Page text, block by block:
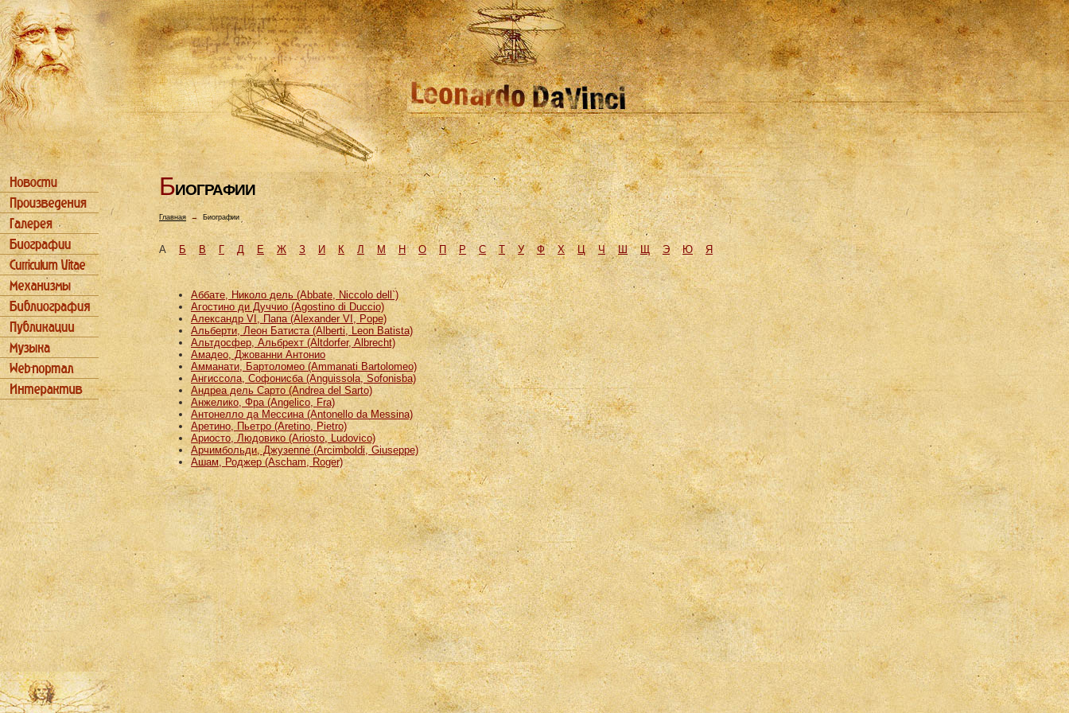
БИОГРАФИИ
Главная→ Биографии
АБ В Г Д Е Ж З И К Л М H О П Р С Т У Ф Х Ц Ч Ш Щ Э Ю Я
Аббате, Николо дель (Abbate, Niccolo dell`)
Агостино ди Дуччио (Agostino di Duccio)
Александр VI, Папа (Alexander VI, Pope)
Альберти, Леон Батиста (Alberti, Leon Batista)
Альтдосфер, Альбрехт (Altdorfer, Albrecht)
Амадео, Джованни Антонио
Амманати, Бартоломео (Ammanati Bartolomeo)
Ангиссола, Софонисба (Anguissola, Sofonisba)
Андреа дель Сарто (Andrea del Sarto)
Анжелико, Фра (Angelico, Fra)
Антонелло да Мессина (Antonello da Messina)
Аретино, Пьетро (Aretino, Pietro)
Ариосто, Людовико (Ariosto, Ludovico)
Арчимбольди, Джузеппе (Arcimboldi, Giuseppe)
Ашам, Роджер (Ascham, Roger)